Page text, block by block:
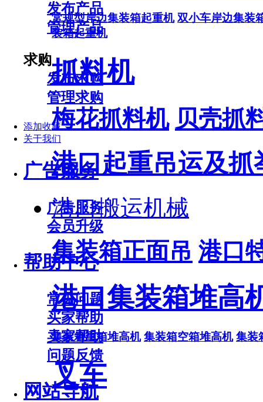
发布产品
管理产品
求购
发布求购
管理求购
添加收藏
关于我们
广告服务
广告服务
会员升级
帮助中心
常见问题
买家帮助
卖家帮助
问题反馈
网站导航
常规型岸边集装箱起重机 双小车岸边集装
装箱起重机
抓料机
梅花抓料机 贝壳抓
港口起重吊运及抓
港口搬运机械
集装箱正面吊 港口
港口集装箱堆高
集装箱重箱堆高机 集装箱空箱堆高机 集装
叉车